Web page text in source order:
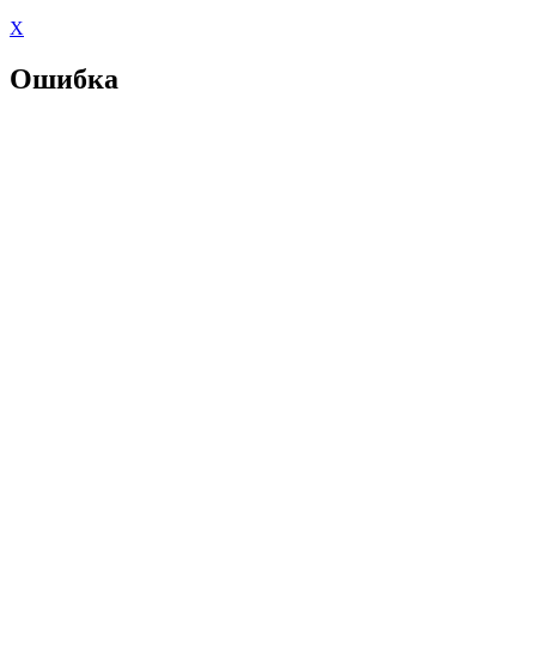
X
Ошибка